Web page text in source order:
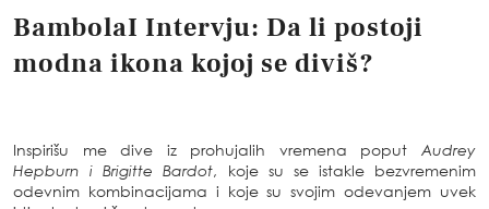
BambolaI Intervju: Da li postoji
modna ikona kojoj se diviš?
Inspirišu me dive iz prohujalih vremena poput Audrey
Hepburn i Brigitte Bardot, koje su se istakle bezvremenim
odevnim kombinacijama i koje su svojim odevanjem uvek